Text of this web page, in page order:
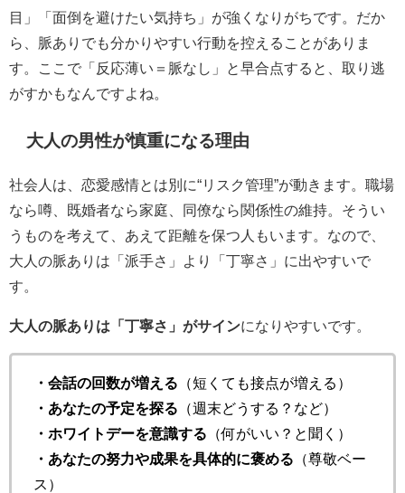
目」「面倒を避けたい気持ち」が強くなりがちです。だか
ら、脈ありでも分かりやすい行動を控えることがありま
す。ここで「反応薄い＝脈なし」と早合点すると、取り逃
がすかもなんですよね。
大人の男性が慎重になる理由
社会人は、恋愛感情とは別に“リスク管理”が動きます。職場
なら噂、既婚者なら家庭、同僚なら関係性の維持。そうい
うものを考えて、あえて距離を保つ人もいます。なので、
大人の脈ありは「派手さ」より「丁寧さ」に出やすいで
す。
大人の脈ありは「丁寧さ」がサインになりやすいです。
・会話の回数が増える （短くても接点が増える）
・あなたの予定を探る （週末どうする？など）
・ホワイトデーを意識する （何がいい？と聞く）
・あなたの努力や成果を具体的に褒める （尊敬ベー
ス）